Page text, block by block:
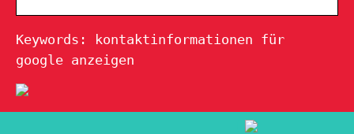
Keywords: kontaktinformationen für
google anzeigen